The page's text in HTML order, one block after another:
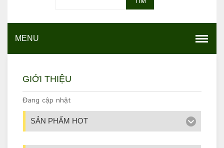
MENU
GIỚI THIỆU
Đang cập nhật
SẢN PHẨM HOT